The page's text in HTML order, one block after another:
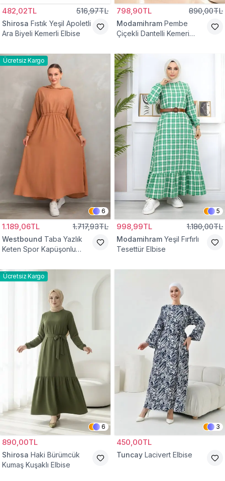
482,02TL 516,97TL
Shirosa Fıstık Yeşil Apoletli
Ara Biyeli Kemerli Elbise
798,90TL 890,00TL
Modamihram Pembe
Çiçekli Dantelli Kemeri
Ücretsiz Kargo
6
1.189,06TL 1.717,93TL
Westbound Taba Yazlık
Keten Spor Kapüşonlu
Tesettür Elbise
5
998,99TL 1.180,00TL
Modamihram Yeşil Fırfırlı
Tesettür Elbise
Ücretsiz Kargo
6
890,00TL
Shirosa Haki Bürümcük
Kumaş Kuşaklı Elbise
3
450,00TL
Tuncay Lacivert Elbise